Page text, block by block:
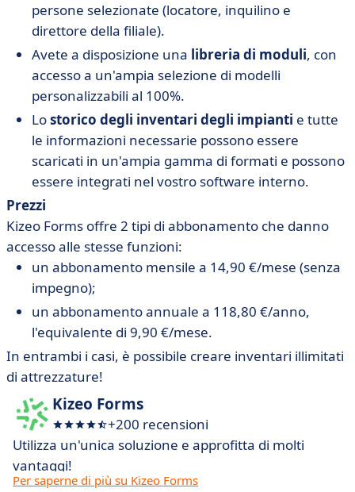
persone selezionate (locatore, inquilino e
direttore della filiale).
Avete a disposizione una libreria di moduli, con
accesso a un'ampia selezione di modelli
personalizzabili al 100%.
Lostorico degli inventari degli impianti e tutte
le informazioni necessarie possono essere
scaricati in un'ampia gamma di formati e possono
essere integrati nel vostro software interno.
Prezzi
Kizeo Forms offre 2 tipi di abbonamento che danno
accesso alle stesse funzioni:
un abbonamento mensile a 14,90 €/mese (senza
impegno);
un abbonamento annuale a 118,80 €/anno,
l'equivalente di 9,90 €/mese.
In entrambi i casi, è possibile creare inventari illimitati
di attrezzature!
Kizeo Forms
+200 recensioni
Utilizza un'unica soluzione e approfitta di molti
vantaggi!
Per saperne di più su Kizeo Forms